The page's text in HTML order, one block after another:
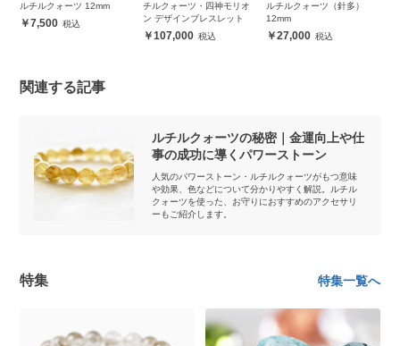
ルチルクォーツ 12mm
7,500
チルクォーツ・四神モリオ
ン デザインブレスレット
107,000
ルチルクォーツ（針多）
12mm
27,000
関連する記事
ルチルクォーツの秘密｜金運向上や仕
事の成功に導くパワーストーン
人気のパワーストーン・ルチルクォーツがもつ意味
や効果、色などについて分かりやすく解説。ルチル
クォーツを使った、お守りにおすすめのアクセサリ
ーもご紹介します。
特集 特集一覧へ